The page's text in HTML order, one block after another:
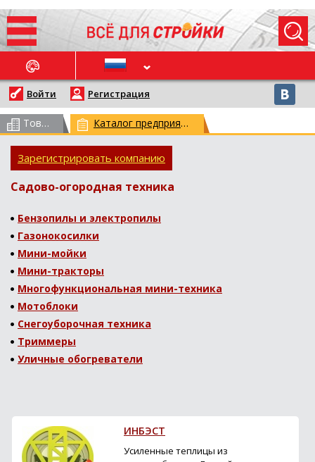
НОВОСТИ
Войти Регистрация
Товарный каталог (всего 62959)Каталог предприятий (всего 29773)
Зарегистрировать компанию
Садово-огородная техника
Бензопилы и электропилы
Газонокосилки
Мини-мойки
Мини-тракторы
Многофункциональная мини-техника
Мотоблоки
Снегоуборочная техника
Триммеры
Уличные обогреватели
ИНБЭСТ
Усиленные теплицы из